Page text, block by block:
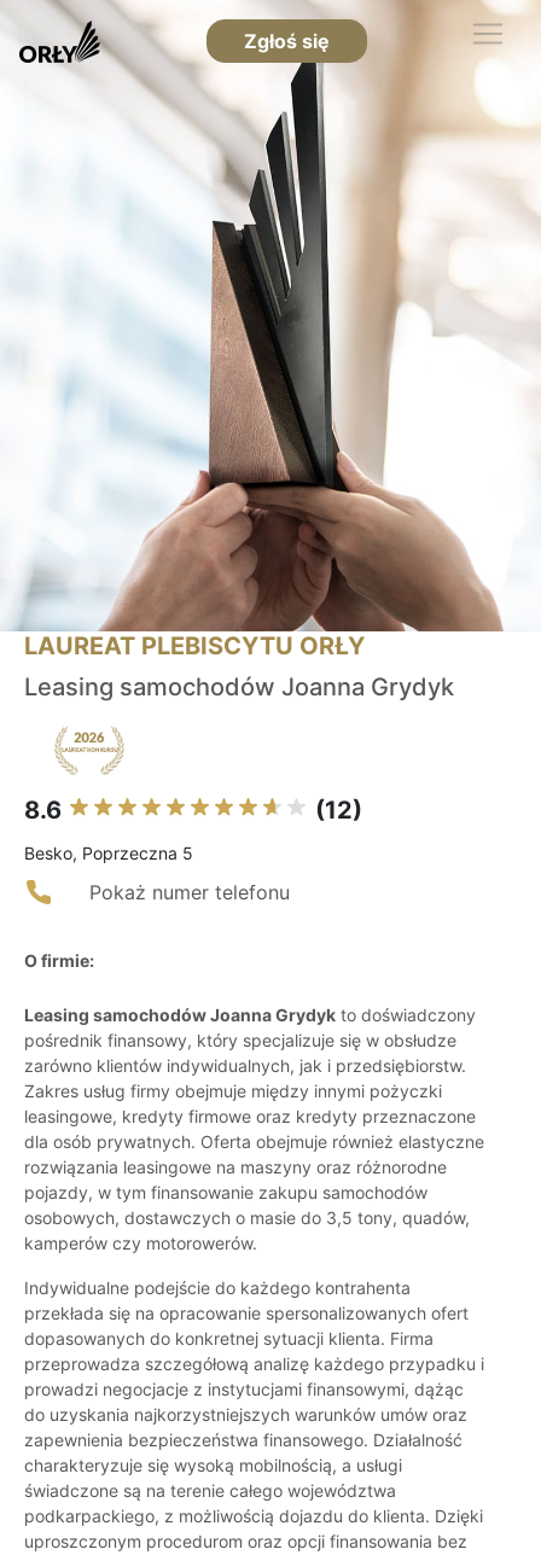
Zgłoś się
LAUREAT PLEBISCYTU ORŁY
Leasing samochodów Joanna Grydyk
8.6 (12)
Besko, Poprzeczna 5
Pokaż numer telefonu
O firmie:
Leasing samochodów Joanna Grydyk to doświadczony
pośrednik finansowy, który specjalizuje się w obsłudze
zarówno klientów indywidualnych, jak i przedsiębiorstw.
Zakres usług firmy obejmuje między innymi pożyczki
leasingowe, kredyty firmowe oraz kredyty przeznaczone
dla osób prywatnych. Oferta obejmuje również elastyczne
rozwiązania leasingowe na maszyny oraz różnorodne
pojazdy, w tym finansowanie zakupu samochodów
osobowych, dostawczych o masie do 3,5 tony, quadów,
kamperów czy motorowerów.
Indywidualne podejście do każdego kontrahenta
przekłada się na opracowanie spersonalizowanych ofert
dopasowanych do konkretnej sytuacji klienta. Firma
przeprowadza szczegółową analizę każdego przypadku i
prowadzi negocjacje z instytucjami finansowymi, dążąc
do uzyskania najkorzystniejszych warunków umów oraz
zapewnienia bezpieczeństwa finansowego. Działalność
charakteryzuje się wysoką mobilnością, a usługi
świadczone są na terenie całego województwa
podkarpackiego, z możliwością dojazdu do klienta. Dzięki
uproszczonym procedurom oraz opcji finansowania bez